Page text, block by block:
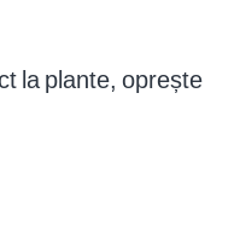
la plante, oprește